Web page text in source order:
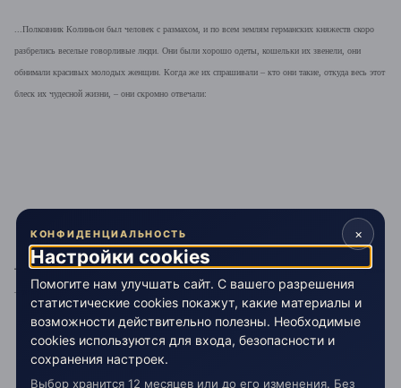
...Полковник Колиньон был человек с размахом, и по всем землям германских княжеств скоро
разбрелись веселые говорливые люди. Они были хорошо одеты, кошельки их звенели, они
обнимали красивых молодых женщин. Когда же их спрашивали – кто они такие, откуда весь этот
блеск их чудесной жизни, – они скромно отвечали:
– А чего нам не жить? Мы – солдаты прусской непобедимой армии. У нас так: послужил королю
– теперь гуляй...
×
КОНФИДЕНЦИАЛЬНОСТЬ
Настройки cookies
Помогите нам улучшать сайт. С вашего разрешения
статистические cookies покажут, какие материалы и
возможности действительно полезны. Необходимые
cookies используются для входа, безопасности и
сохранения настроек.
Выбор хранится 12 месяцев или до его изменения. Без